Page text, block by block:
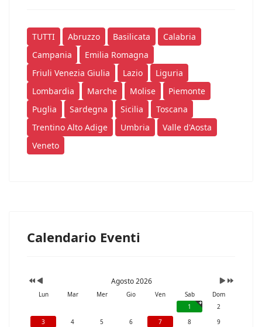
TUTTI Abruzzo Basilicata
Calabria
Campania
Emilia Romagna
Friuli Venezia Giulia
Lazio
Liguria
Lombardia
Marche Molise
Piemonte
Puglia
Sardegna Sicilia
Toscana
Trentino Alto Adige
Umbria
Valle d'Aosta
Veneto
Calendario Eventi
Agosto 2026
Lun Mar Mer Gio Ven Sab
Dom
1
2
3
4 5 6 7 8 9